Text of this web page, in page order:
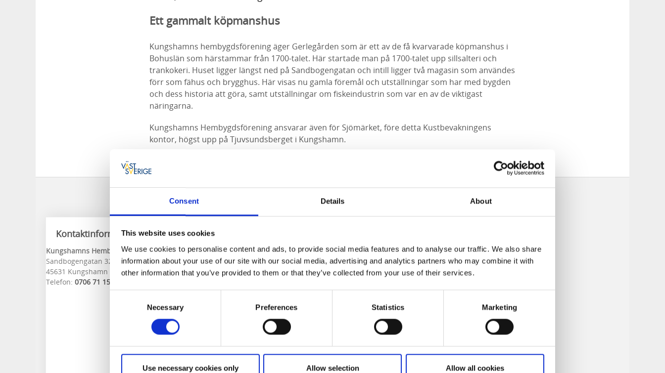
Consent Details About
This website uses cookies
We use cookies to personalise content and ads, to provide social media features and to analyse our traffic. We also share
information about your use of our site with our social media, advertising and analytics partners who may combine it with
other information that you’ve provided to them or that they’ve collected from your use of their services.
Necessary Preferences Statistics Marketing
Use necessary cookies only Allow selection Allow all cookies
Ett gammalt köpmanshus
Kungshamns hembygdsförening äger Gerlegården som är ett av de få kvarvarade köpmanshus i
Bohuslän som härstammar från 1700-talet. Här startade man på 1700-talet upp sillsalteri och
trankokeri. Huset ligger längst ned på Sandbogengatan och intill ligger två magasin som användes
förr som fähus och brygghus. Här visas nu gamla föremål och utställningar som har med bygden
och dess historia att göra, samt utställningar om fiskeindustrin som var en av de viktigast
näringarna.
Kungshamns Hembygdsförening ansvarar även för Sjömärket, före detta Kustbevakningens
kontor, högst upp på Tjuvsundsberget i Kungshamn.
Kontaktinformation
Kungshamns Hembygdsförening
Sandbogengatan 32
45631 Kungshamn
Telefon: 0706 71 15 67
Klicka för att visa karta